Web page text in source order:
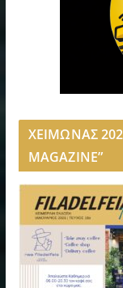
ΧΕΙΜΩΝΑΣ
MAGAZINE”